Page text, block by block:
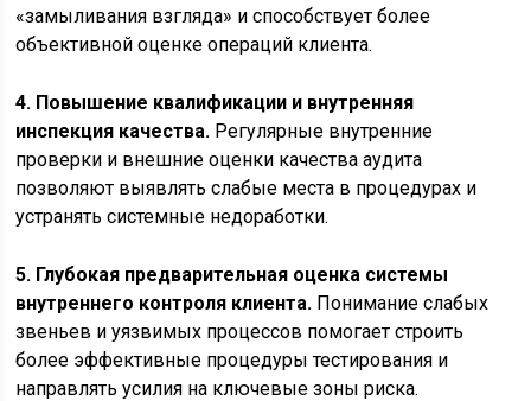
«замыливания взгляда» и способствует более
объективной оценке операций клиента.
4. Повышение квалификации и внутренняя
инспекция качества. Регулярные внутренние
проверки и внешние оценки качества аудита
позволяют выявлять слабые места в процедурах и
устранять системные недоработки.
5. Глубокая предварительная оценка системы
внутреннего контроля клиента. Понимание слабых
звеньев и уязвимых процессов помогает строить
более эффективные процедуры тестирования и
направлять усилия на ключевые зоны риска.